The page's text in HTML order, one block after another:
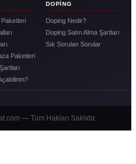
Paketleri
DOPING
Doping Nedir?
Doping Satın Alma Şartları
Sık Sorulan Sorular
— Tüm Hakları Saklıdır.